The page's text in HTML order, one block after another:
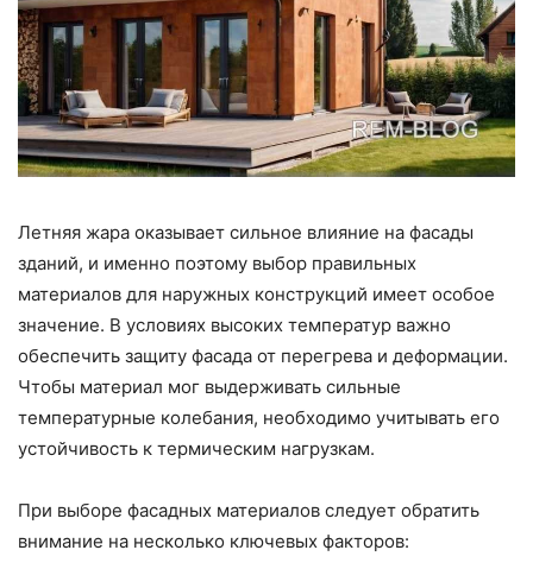
Летняя жара оказывает сильное влияние на фасады
зданий, и именно поэтому выбор правильных
материалов для наружных конструкций имеет особое
значение. В условиях высоких температур важно
обеспечить защиту фасада от перегрева и деформации.
Чтобы материал мог выдерживать сильные
температурные колебания, необходимо учитывать его
устойчивость к термическим нагрузкам.
При выборе фасадных материалов следует обратить
внимание на несколько ключевых факторов: